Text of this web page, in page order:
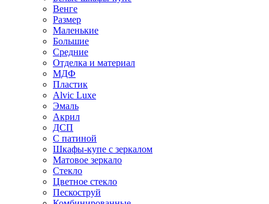
Венге
Размер
Маленькие
Большие
Средние
Отделка и материал
МДФ
Пластик
Alvic Luxe
Эмаль
Акрил
ДСП
С патиной
Шкафы-купе с зеркалом
Матовое зеркало
Стекло
Цветное стекло
Пескоструй